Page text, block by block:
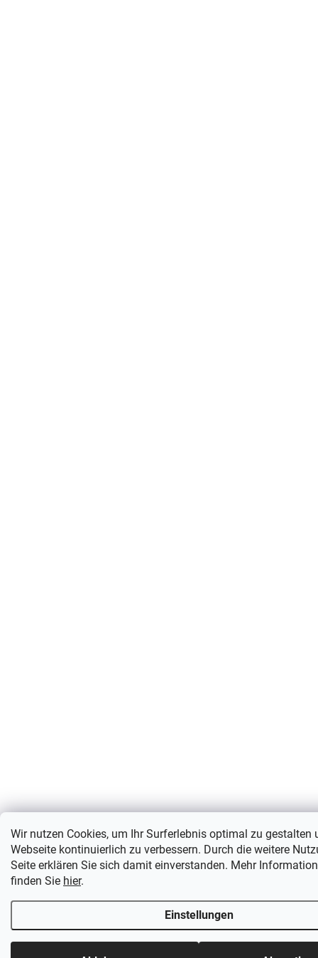
Wir nutzen Cookies, um Ihr Surferlebnis optimal zu gestalten
Webseite kontinuierlich zu verbessern. Durch die weitere
Seite erklären Sie sich damit einverstanden. Mehr
finden Sie hier.
Einstellungen